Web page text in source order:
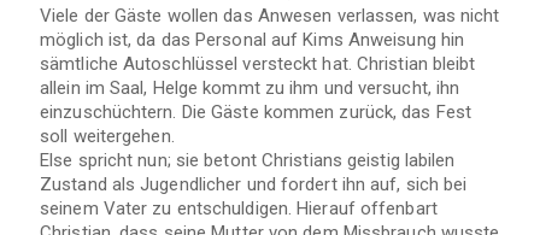
Viele der Gäste wollen das Anwesen verlassen, was nicht
möglich ist, da das Personal auf Kims Anweisung hin
sämtliche Autoschlüssel versteckt hat. Christian bleibt
allein im Saal, Helge kommt zu ihm und versucht, ihn
einzuschüchtern. Die Gäste kommen zurück, das Fest
soll weitergehen.
Else spricht nun; sie betont Christians geistig labilen
Zustand als Jugendlicher und fordert ihn auf, sich bei
seinem Vater zu entschuldigen. Hierauf offenbart